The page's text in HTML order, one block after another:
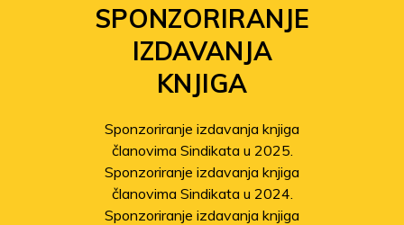
SPONZORIRANJE
IZDAVANJA
KNJIGA
Sponzoriranje izdavanja knjiga
članovima Sindikata u 2025.
Sponzoriranje izdavanja knjiga
članovima Sindikata u 2024.
Sponzoriranje izdavanja knjiga